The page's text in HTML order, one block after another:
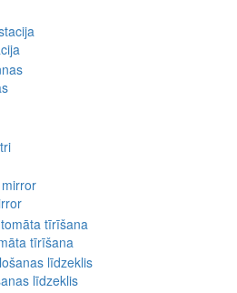
tīrīšana
līdzeklis